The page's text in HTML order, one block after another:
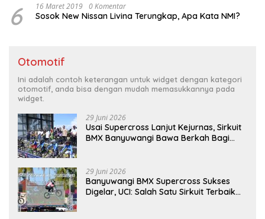
6 16 Maret 2019 0 Komentar
Sosok New Nissan Livina Terungkap, Apa Kata NMI?
Otomotif
Ini adalah contoh keterangan untuk widget dengan kategori
otomotif, anda bisa dengan mudah memasukkannya pada
widget.
29 Juni 2026
Usai Supercross Lanjut Kejurnas, Sirkuit
BMX Banyuwangi Bawa Berkah Bagi
29 Juni 2026
Banyuwangi BMX Supercross Sukses
Digelar, UCI: Salah Satu Sirkuit Terbaik